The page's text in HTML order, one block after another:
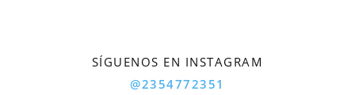
SÍGUENOS EN INSTAGRAM
@2354772351